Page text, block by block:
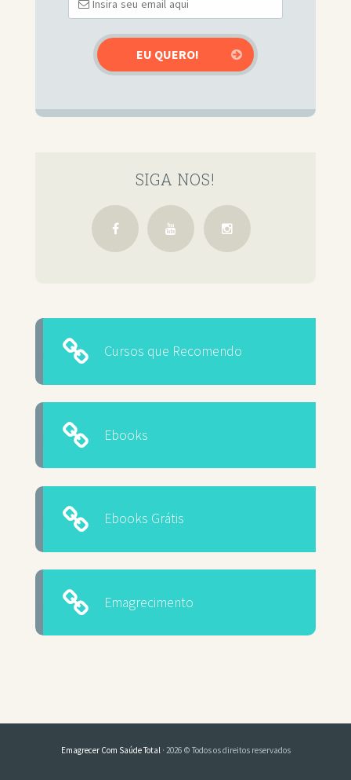
SIGA NOS!
Cursos que Recomendo
Ebooks
Ebooks Grátis
Emagrecimento
Emagrecer Com Saúde Total · 2026 © Todos os direitos reservados